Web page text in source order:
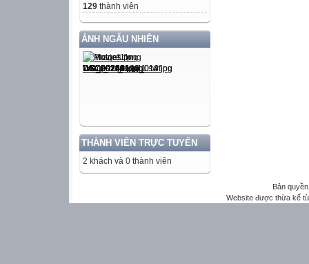
129 thành viên
ẢNH NGẪU NHIÊN
THÀNH VIÊN TRỰC TUYẾN
2 khách và 0 thành viên
Bản
Website được thừa kế